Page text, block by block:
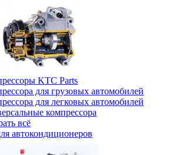
KTC Parts
для грузовых автомобилей
для легковых автомобилей
компрессора
всё
автокондиционеров